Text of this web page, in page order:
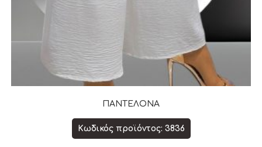
ΠΑΝΤΕΛΟΝΑ
Κωδικός προϊόντος: 3836